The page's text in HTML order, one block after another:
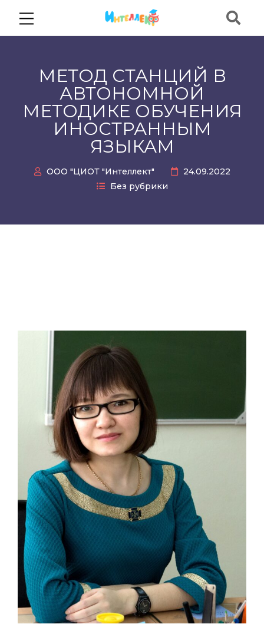
МЕТОД СТАНЦИЙ В
АВТОНОМНОЙ
МЕТОДИКЕ ОБУЧЕНИЯ
ИНОСТРАННЫМ
ЯЗЫКАМ
ООО "ЦИОТ "Интеллект"
24.09.2022
Без рубрики